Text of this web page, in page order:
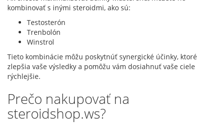
kombinovať s inými steroidmi, ako sú:
Testosterón
Trenbolón
Winstrol
Tieto kombinácie môžu poskytnúť synergické účinky, ktoré
zlepšia vaše výsledky a pomôžu vám dosiahnuť vaše ciele
rýchlejšie.
Prečo nakupovať na
steroidshop.ws?